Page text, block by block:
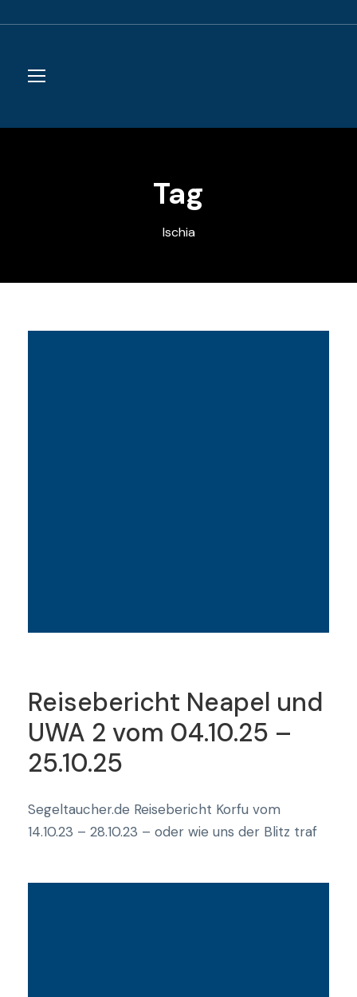
Tag
Ischia
Reisebericht Neapel und
UWA 2 vom 04.10.25 –
25.10.25
Segeltaucher.de Reisebericht Korfu vom
14.10.23 – 28.10.23 – oder wie uns der Blitz traf